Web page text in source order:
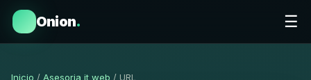
Onion. ☰
Inicio / Asesoria it web / URL